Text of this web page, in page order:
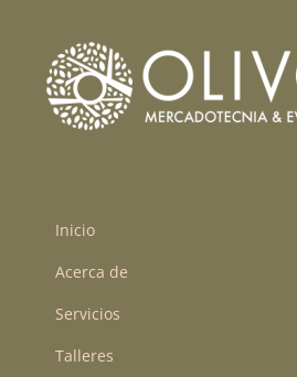
Inicio
Acerca de
Servicios
Talleres